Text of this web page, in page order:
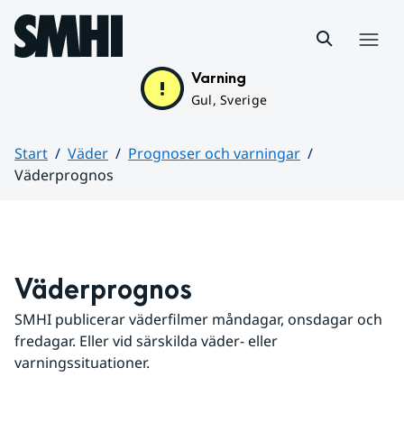
Hoppa till sidans innehåll
Varning
Gul, Sverige
Start Väder
Prognoser och varningar
Väderprognos
Väderprognos
SMHI publicerar väderfilmer måndagar, onsdagar och
fredagar. Eller vid särskilda väder- eller
varningssituationer.